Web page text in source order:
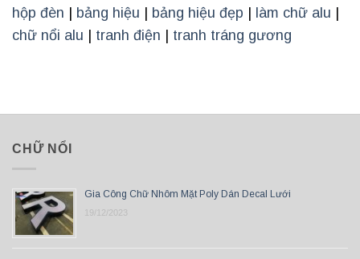
hộp đèn
bảng hiệu bảng hiệu đẹp làm chữ alu
chữ nổi alu
tranh điện tranh tráng gương
CHỮ NỔI
Gia Công Chữ Nhôm Mặt Poly Dán Decal Lưới
19/12/2023